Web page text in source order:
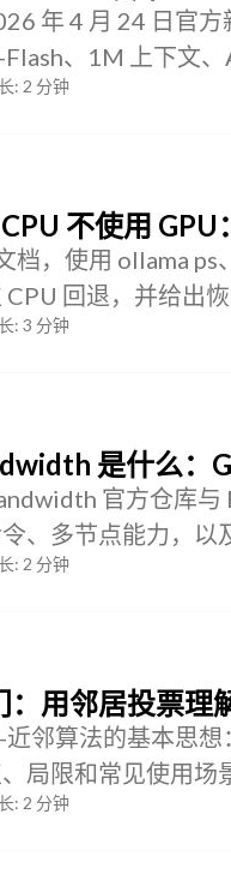
年 4 月 24 日官
、1M 上下文、
: 2 分钟
不使用
档，使用 ollama
回退，并给出恢
: 3 分钟
是什么：
官方仓库与
、多节点能力，以
: 2 分钟
：用邻居投票理
邻算法的基本思
局限和常见使用场
: 2 分钟